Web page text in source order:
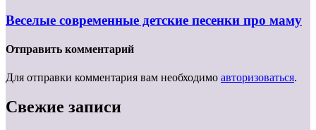
Веселые современные детские песенки про маму
Отправить комментарий
Для отправки комментария вам необходимо авторизоваться.
Свежие записи